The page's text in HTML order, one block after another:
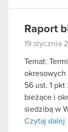
Raport
19 stycznia
Temat:
okresowych
56 ust. 1
bieżące i
siedzibą w
Czytaj dalej